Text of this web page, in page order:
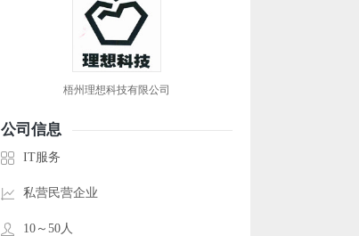
梧州理想科技有限公司
公司信息
IT服务
私营民营企业
10～50人